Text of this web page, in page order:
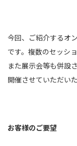
今回、ご紹介するオ
です。複数のセッシ
また展示会等も併設
開催させていただい
お客様のご要望